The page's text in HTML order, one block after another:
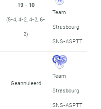
19 - 10
(5-4, 4-2, 4-2, 6-
2)
Team
Strasbourg
SNS-ASPTT
Geannuleerd
Team
Strasbourg
SNS-ASPTT